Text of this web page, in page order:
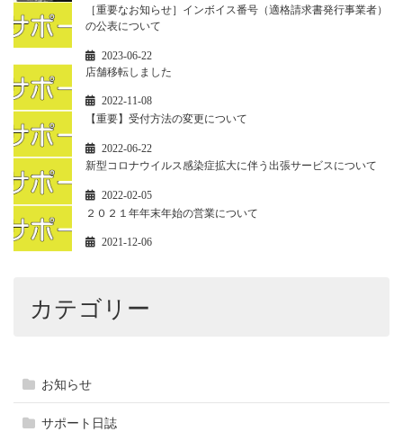
［重要なお知らせ］インボイス番号（適格請求書発行事業者）
の公表について
2023-06-22
店舗移転しました
2022-11-08
【重要】受付方法の変更について
2022-06-22
新型コロナウイルス感染症拡大に伴う出張サービスについて
2022-02-05
２０２１年年末年始の営業について
2021-12-06
カテゴリー
お知らせ
サポート日誌